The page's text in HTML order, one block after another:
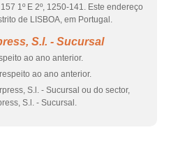
1º E 2º, 1250-141. Este endereço
de LISBOA, em Portugal.
S.l. - Sucursal
ao ano anterior.
ao ano anterior.
S.l. - Sucursal ou do sector,
S.l. - Sucursal.